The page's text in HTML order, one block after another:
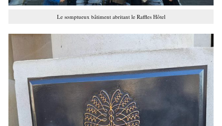
Le somptueux bâtiment abritant le Raffles Hôtel